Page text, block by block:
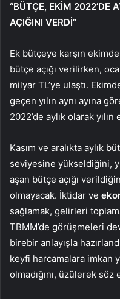
“BÜTÇE, EKİM 2022’DE
AÇIĞINI VERDİ”
Ek bütçeye karşın
bütçe açığı verilirken,
milyar TL’ye ulaştı.
geçen yılın aynı ayına
2022’de aylık olarak yılın
Kasım ve aralıkta aylık
seviyesine yükseldiğini,
aşan bütçe açığı
olmayacak. İktidar ve
sağlamak, gelirleri
TBMM’de görüşmeleri
birebir anlayışla
keyfi harcamalara imkan
olmadığını, üzülerek söz